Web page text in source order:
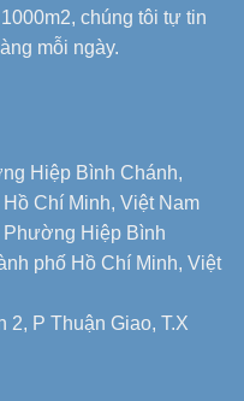
chúng tôi tự tin
mỗi ngày.
Hiệp Bình Chánh,
Chí Minh, Việt Nam
Hiệp Bình
phố Hồ Chí Minh, Việt
2, P Thuận Giao, T.X